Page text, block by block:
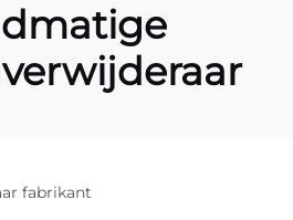
fabrikant